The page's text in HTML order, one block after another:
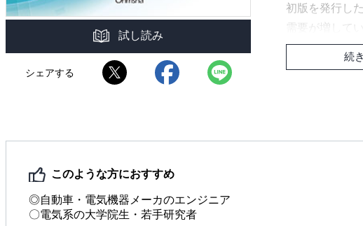
試し読み
シェアする
初版を発行し
需要が増して
なっています
※本書は電波
続
このような方におすすめ
◎自動車・電気機器メーカのエンジニア
〇電気系の大学院生・若手研究者